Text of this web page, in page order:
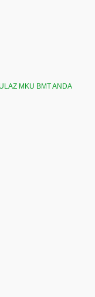
ULAZ MKU BMT ANDA